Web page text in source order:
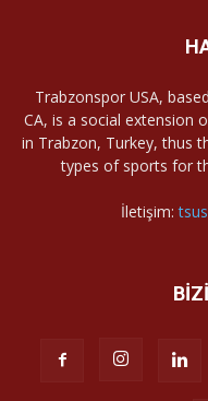
Trabzonspor USA,
CA, is a social extension
in Trabzon, Turkey, thus
types of sports for
İletişim: